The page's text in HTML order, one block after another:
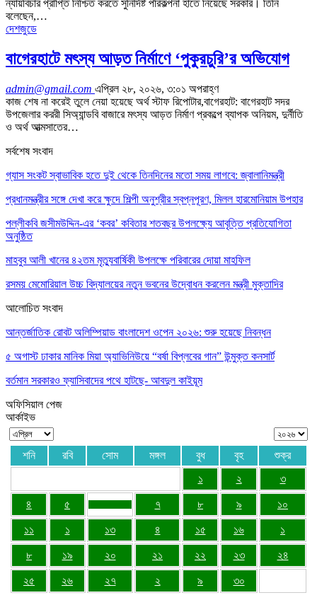
ন্যায়বিচার প্রাপ্তি নিশ্চিত করতে সুনির্দিষ্ট পরিকল্পনা হাতে নিয়েছে সরকার। তিনি
বলেছেন,…
দেশজুডে
বাগেরহাটে মৎস্য আড়ত নির্মাণে ‘পুকুরচুরি’র অভিযোগ
admin@gmail.com এপ্রিল ২৮, ২০২৬, ৩:০১ অপরাহ্ণ
কাজ শেষ না করেই তুলে নেয়া হয়েছে অর্থ স্টাফ রিপোটার,বাগেরহাট: বাগেরহাট সদর
উপজেলার কররী সিঅ্যান্ডবি বাজারে মৎস্য আড়ত নির্মাণ প্রকল্পে ব্যাপক অনিয়ম, দুর্নীতি
ও অর্থ আত্মসাতের…
সর্বশেষ সংবাদ
গ্যাস সংকট স্বাভাবিক হতে দুই থেকে তিনদিনের মতো সময় লাগবে: জ্বালানিমন্ত্রী
প্রধানমন্ত্রীর সঙ্গে দেখা করে ক্ষুদে শিল্পী অনুশ্রীর স্বপ্নপূরণ, মিলল হারমোনিয়াম উপহার
পল্লীকবি জসীমউদ্দিন-এর ‘কবর’ কবিতার শতবছর উপলক্ষ্যে আবৃত্তি প্রতিযোগিতা
অনুষ্ঠিত
মাহবুব আলী খানের ৪২তম মৃত্যুবার্ষিকী উপলক্ষে পরিবারের দোয়া মাহফিল
রসময় মেমোরিয়াল উচ্চ বিদ্যালয়ের নতুন ভবনের উদ্বোধন করলেন মন্ত্রী মুক্তাদির
আলোচিত সংবাদ
আন্তর্জাতিক রোবট অলিম্পিয়াড বাংলাদেশ ওপেন ২০২৬: শুরু হয়েছে নিবন্ধন
৫ অগাস্ট ঢাকার মানিক মিয়া অ্যাভিনিউয়ে “বর্ষা বিপ্লবের গান” উন্মুক্ত কনসার্ট
বর্তমান সরকারও ফ্যাসিবাদের পথে হাটছে- আবদুল কাইয়ূম
অফিসিয়াল পেজ
আর্কাইভ
শনি রবি সোম মঙ্গল বুধ বৃহ
শুক্র
১
২ ৩
৪ ৫ ৭ ৮ ৯ ১০
১১ ১ ১৩ ৪ ১৫ ১৬ ১
৮ ১৯ ২০ ২১ ২২ ২৩ ২৪
২৫ ২৬ ২৭ ২ ৯ ৩০